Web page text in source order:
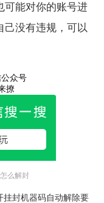
可能对你的账号进
己没有违规，可以
众号
撩
么解封
挂封机器码自动解除要